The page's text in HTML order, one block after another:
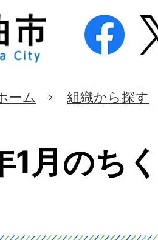
ーム 組織から探す
1月のち